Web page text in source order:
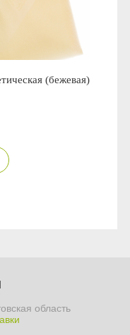
(бежевая)
область